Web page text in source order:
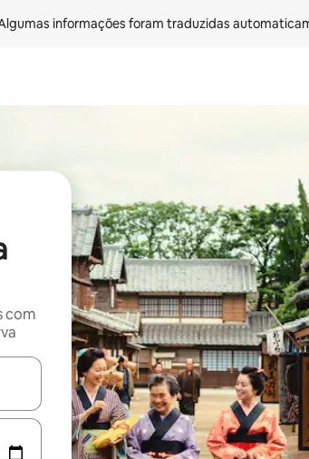
informações foram traduzidas
com
os usando as seta para cima e para baixo